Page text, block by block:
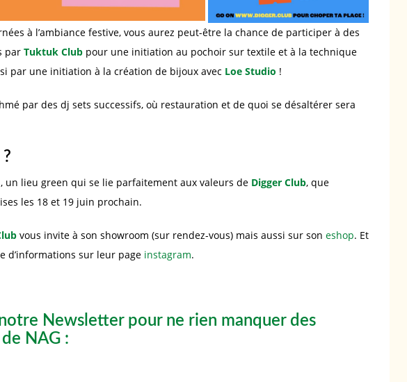
à l’ambiance festive, vous aurez peut-être la chance de participer à des
par Tuktuk Club pour une initiation au pochoir sur textile et à la technique
par une initiation à la création de bijoux avec Loe Studio !
par des dj sets successifs, où restauration et de quoi se désaltérer sera
, un lieu green qui se lie parfaitement aux valeurs de Digger Club, que
les 18 et 19 juin prochain.
vous invite à son showroom (sur rendez-vous) mais aussi sur son eshop. Et
d’informations sur leur page instagram.
Newsletter pour ne rien manquer des
NAG :